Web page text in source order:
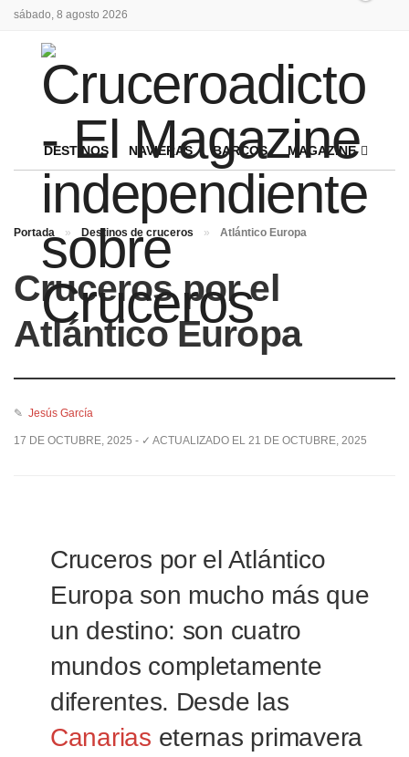
sábado, 8 agosto 2026
DESTINOS NAVIERAS BARCOS MAGAZINE
Portada » Destinos de cruceros » Atlántico Europa
Cruceros por el
Atlántico Europa
✎ Jesús García
17 DE OCTUBRE, 2025 - ✓ ACTUALIZADO EL 21 DE OCTUBRE, 2025
Cruceros por el Atlántico
Europa son mucho más que
un destino: son cuatro
mundos completamente
diferentes. Desde las
Canarias eternas primavera